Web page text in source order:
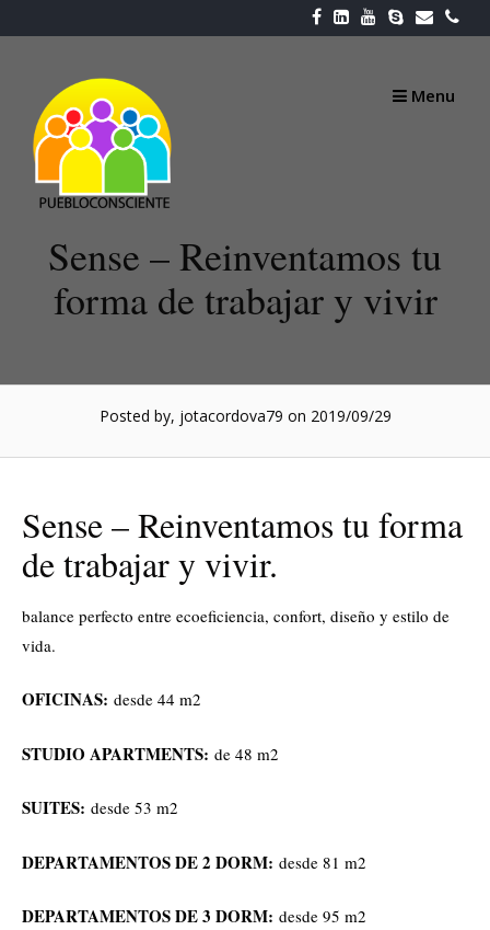
to
Menu
Sense – Reinventamos tu
forma de trabajar y vivir
Posted by, jotacordova79 on 2019/09/29
Sense – Reinventamos tu forma
de trabajar y vivir.
balance perfecto entre ecoeficiencia, confort, diseño y estilo de
vida.
OFICINAS: desde 44 m2
STUDIO APARTMENTS: de 48 m2
SUITES: desde 53 m2
DEPARTAMENTOS DE 2 DORM: desde 81 m2
DEPARTAMENTOS DE 3 DORM: desde 95 m2